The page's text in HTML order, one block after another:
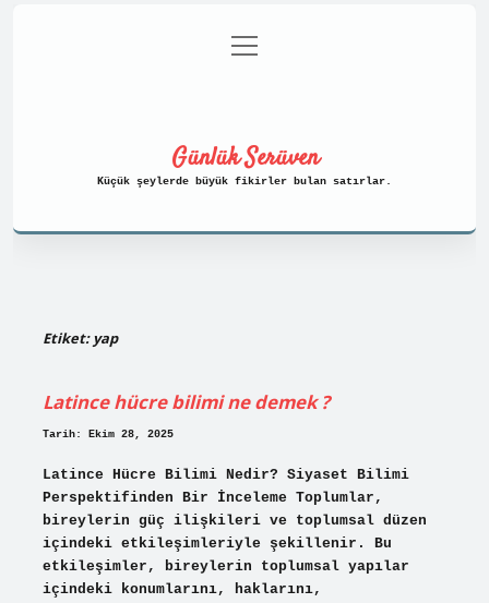
Gizlilik Politikası
menüyü
aç
Günlük Serüven
Küçük şeylerde büyük fikirler bulan satırlar.
Etiket:yap
Latince hücre bilimi ne demek ?
Tarih: Ekim 28, 2025
Latince Hücre Bilimi Nedir? Siyaset Bilimi
Perspektifinden Bir İnceleme Toplumlar,
bireylerin güç ilişkileri ve toplumsal düzen
içindeki etkileşimleriyle şekillenir. Bu
etkileşimler, bireylerin toplumsal yapılar
içindeki konumlarını, haklarını,